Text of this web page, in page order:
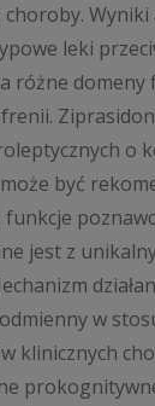
leki
różne domeny
o
być
jest z
w
klinicznych